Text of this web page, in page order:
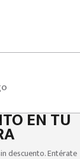
EN TU
descuento. Entérate